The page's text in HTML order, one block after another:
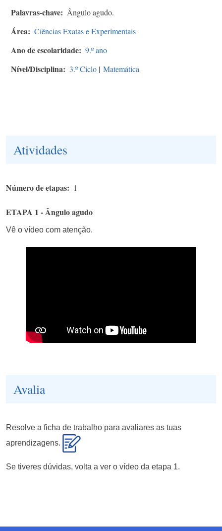
Palavras-chave Ângulo agudo.
Área Ciências Exatas e Experimentais
Ano de escolaridade 9.º ano
Nível/Disciplina 3.º Ciclo | Matemática
Atividades
Número de etapas 1
ETAPA 1 - Ângulo agudo
Vê o vídeo com atenção.
Avalia
Resolve a ficha de trabalho para avaliares as tuas
aprendizagens.
Se tiveres dúvidas, volta a ver o vídeo da etapa 1.